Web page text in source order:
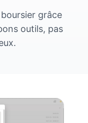
grâce
outils, pas